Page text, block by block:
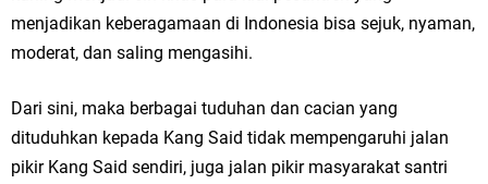
menjadikan keberagamaan di Indonesia bisa sejuk, nyaman,
moderat, dan saling mengasihi.
Dari sini, maka berbagai tuduhan dan cacian yang
dituduhkan kepada Kang Said tidak mempengaruhi jalan
pikir Kang Said sendiri, juga jalan pikir masyarakat santri